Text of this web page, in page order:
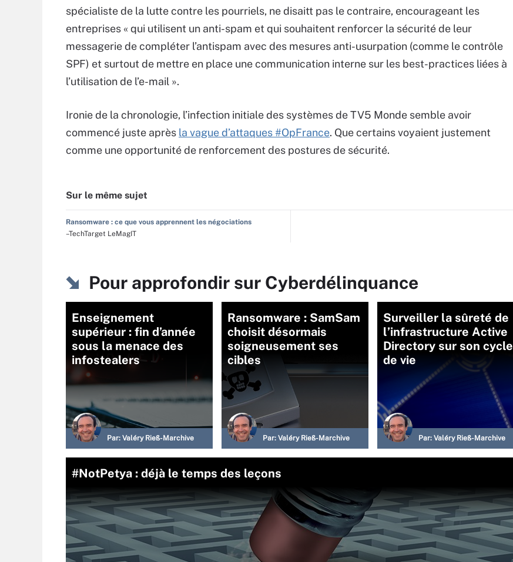
spécialiste de la lutte contre les pourriels, ne disaitt pas le contraire, encourageant les
entreprises « qui utilisent un anti-spam et qui souhaitent renforcer la sécurité de leur
messagerie de compléter l’antispam avec des mesures anti-usurpation (comme le contrôle
SPF) et surtout de mettre en place une communication interne sur les best-practices liées à
l’utilisation de l’e-mail ».
Ironie de la chronologie, l’infection initiale des systèmes de TV5 Monde semble avoir
commencé juste après la vague d’attaques #OpFrance. Que certains voyaient justement
comme une opportunité de renforcement des postures de sécurité.
Sur le même sujet
Ransomware : ce que vous apprennent les négociations
–TechTarget LeMagIT
Pour approfondir sur Cyberdélinquance
Enseignement
supérieur : fin d’année
sous la menace des
infostealers
Par: Valéry Rieß-Marchive
Ransomware : SamSam
choisit désormais
soigneusement ses
cibles
Par: Valéry Rieß-Marchive
Surveiller la sûreté de
l’infrastructure Active
Directory sur son cycle
de vie
Par: Valéry Rieß-Marchive
#NotPetya : déjà le temps des leçons